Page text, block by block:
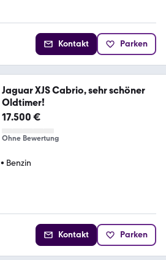
Kontakt Parken
Jaguar XJS Cabrio, sehr schöner
Oldtimer!
17.500 €
Ohne Bewertung
• Benzin
Kontakt Parken